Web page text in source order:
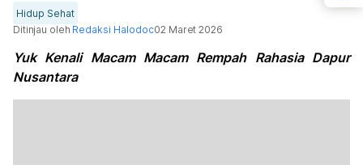
Hidup Sehat
Ditinjau oleh Redaksi Halodoc02 Maret 2026
Yuk Kenali Macam Macam Rempah Rahasia Dapur
Nusantara